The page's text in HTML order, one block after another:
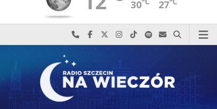
30 27
Najlepiej po prostu do nas zadzwoń
Odwiedź nas na Facebook-u
Odwiedź nas na X
Odwiedź nas na Instagram-ie
Odwiedź nas na TikTok-u
Szukaj nas na Spotify
Wyślij do nas
Szukaj